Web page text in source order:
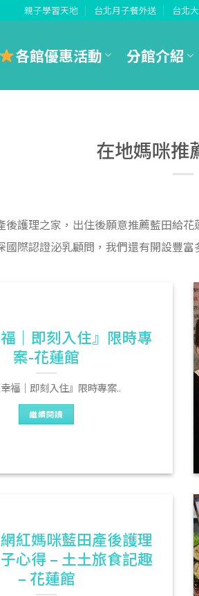
親子學習天地 台北月子餐外送 台北
各館優惠活動 分館介紹
在地媽咪推
後護理之家，出住後願意推薦藍田給
國際認證泌乳顧問，我們還有開設豐
福｜即刻入住』限時專
案-花蓮館
幸福｜即刻入住』限時專案..
繼續閱讀
紅媽咪藍田產後護理
心得 – 土土旅食記趣
– 花蓮館